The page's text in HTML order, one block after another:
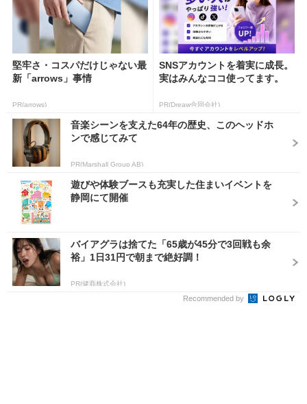
堅牢さ・コスパだけじゃない最
新「arrows」事情
PR(arrows)
SNSアカウントを着実に成長。
実はみんなココ使ってます。
PR(Dreaw合同会社)
音楽シーンを支えた64年の歴史、このヘッドホ
ンで感じてみて
PR(Marshall Group AB)
遊びや体験ブースも充実した住まいイベントを
静岡にて開催
バイアグラは捨てた「65歳が45分で3回戦も余
裕」1日31円で朝まで絶好調！
PR(健商株式会社)
Recommended by